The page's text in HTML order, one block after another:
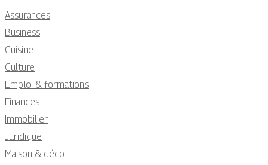
Assurances
Business
Cuisine
Culture
Emploi & formations
Finances
Immobilier
Juridique
Maison & déco